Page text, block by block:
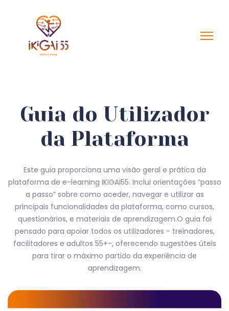
Guia do Utilizador
da Plataforma
Este guia proporciona uma visão geral e prática da
plataforma de e-learning IKIGAI55. Inclui orientações “passo
a passo” sobre como aceder, navegar e utilizar as
principais funcionalidades da plataforma, como cursos,
questionários, e materiais de aprendizagem.O guia foi
pensado para apoiar todos os utilizadores - treinadores,
facilitadores e adultos 55+-, oferecendo sugestões úteis
para tirar o máximo partido da experiência de
aprendizagem.